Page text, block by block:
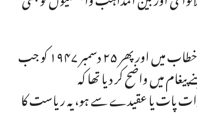
قائد اعظم محمد علی جناح نے ۱۱ اگست ۱۹۴۷ کے اپنے مشہور خطاب میں اور پھر ۲۵ دسمبر ۱۹۴۷ کو جب
پات یا عقیدے سے ہو، یہ ریاست کا